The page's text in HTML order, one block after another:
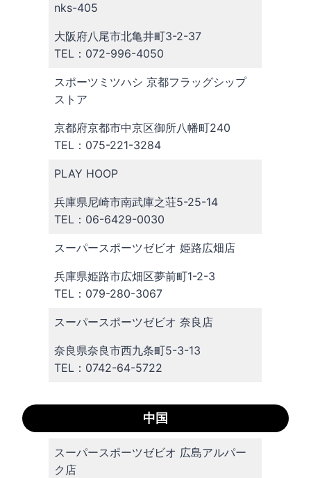
nks-405
大阪府八尾市北亀井町3-2-37
TEL：072-996-4050
スポーツミツハシ 京都フラッグシップ
ストア
京都府京都市中京区御所八幡町240
TEL：075-221-3284
PLAY HOOP
兵庫県尼崎市南武庫之荘5-25-14
TEL：06-6429-0030
スーパースポーツゼビオ 姫路広畑店
兵庫県姫路市広畑区夢前町1-2-3
TEL：079-280-3067
スーパースポーツゼビオ 奈良店
奈良県奈良市西九条町5-3-13
TEL：0742-64-5722
中国
スーパースポーツゼビオ 広島アルパー
ク店